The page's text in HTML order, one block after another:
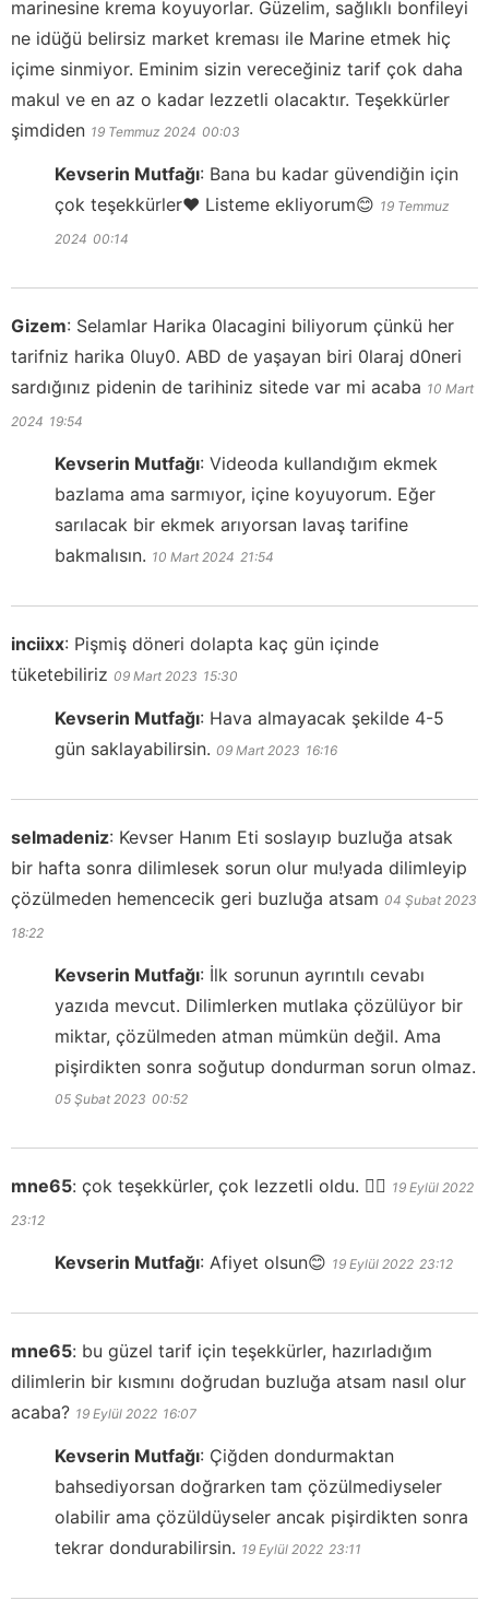
marinesine krema koyuyorlar. Güzelim, sağlıklı bonfileyi
ne idüğü belirsiz market kreması ile Marine etmek hiç
içime sinmiyor. Eminim sizin vereceğiniz tarif çok daha
makul ve en az o kadar lezzetli olacaktır. Teşekkürler
şimdiden 19 Temmuz 2024 00:03
Kevserin Mutfağı: Bana bu kadar güvendiğin için
çok teşekkürler❤️ Listeme ekliyorum😊 19 Temmuz
2024 00:14
Gizem: Selamlar Harika 0lacagini biliyorum çünkü her
tarifniz harika 0luy0. ABD de yaşayan biri 0laraj d0neri
sardığınız pidenin de tarihiniz sitede var mi acaba 10 Mart
2024 19:54
Kevserin Mutfağı: Videoda kullandığım ekmek
bazlama ama sarmıyor, içine koyuyorum. Eğer
sarılacak bir ekmek arıyorsan lavaş tarifine
bakmalısın. 10 Mart 2024 21:54
inciixx: Pişmiş döneri dolapta kaç gün içinde
tüketebiliriz 09 Mart 2023 15:30
Kevserin Mutfağı: Hava almayacak şekilde 4-5
gün saklayabilirsin. 09 Mart 2023 16:16
selmadeniz: Kevser Hanım Eti soslayıp buzluğa atsak
bir hafta sonra dilimlesek sorun olur mu!yada dilimleyip
çözülmeden hemencecik geri buzluğa atsam 04 Şubat 2023
18:22
Kevserin Mutfağı: İlk sorunun ayrıntılı cevabı
yazıda mevcut. Dilimlerken mutlaka çözülüyor bir
miktar, çözülmeden atman mümkün değil. Ama
pişirdikten sonra soğutup dondurman sorun olmaz.
05 Şubat 2023 00:52
mne65: çok teşekkürler, çok lezzetli oldu. 👍🏻 19 Eylül 2022
23:12
Kevserin Mutfağı: Afiyet olsun😊 19 Eylül 2022 23:12
mne65: bu güzel tarif için teşekkürler, hazırladığım
dilimlerin bir kısmını doğrudan buzluğa atsam nasıl olur
acaba? 19 Eylül 2022 16:07
Kevserin Mutfağı: Çiğden dondurmaktan
bahsediyorsan doğrarken tam çözülmediyseler
olabilir ama çözüldüyseler ancak pişirdikten sonra
tekrar dondurabilirsin. 19 Eylül 2022 23:11